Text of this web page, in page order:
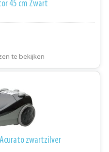
45 cm Zwart
te bekijken
zwartzilver